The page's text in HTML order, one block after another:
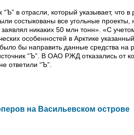
в отрасли, который указывает, что в
состыкованы все угольные проекты,
никаких 50 млн тонн». «С
особенностей в Арктике
бы направить данные средства на
“Ъ”. В ОАО РЖД отказались от
ответили “Ъ”.
на Васильевском острове